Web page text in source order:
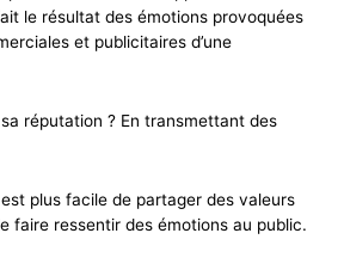
le résultat des émotions provoquées
et publicitaires d’une
réputation ? En transmettant des
plus facile de partager des valeurs
faire ressentir des émotions au public.